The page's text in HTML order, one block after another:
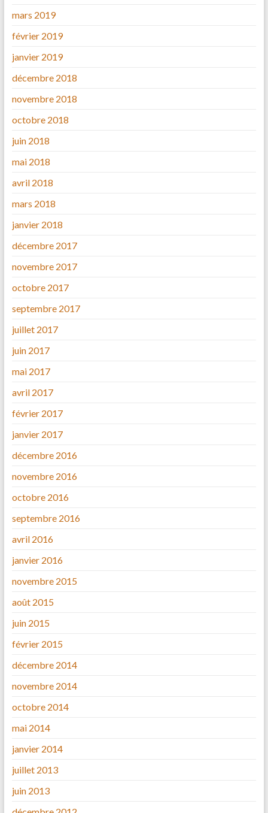
mars 2019
février 2019
janvier 2019
décembre 2018
novembre 2018
octobre 2018
juin 2018
mai 2018
avril 2018
mars 2018
janvier 2018
décembre 2017
novembre 2017
octobre 2017
septembre 2017
juillet 2017
juin 2017
mai 2017
avril 2017
février 2017
janvier 2017
décembre 2016
novembre 2016
octobre 2016
septembre 2016
avril 2016
janvier 2016
novembre 2015
août 2015
juin 2015
février 2015
décembre 2014
novembre 2014
octobre 2014
mai 2014
janvier 2014
juillet 2013
juin 2013